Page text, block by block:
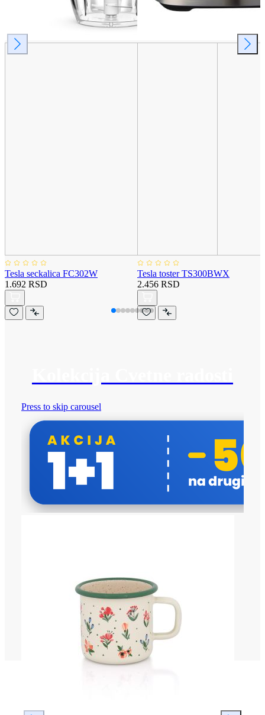
Tesla seckalica FC302W
1.692 RSD
Tesla toster TS300BWX
2.456 RSD
Press to skip carousel